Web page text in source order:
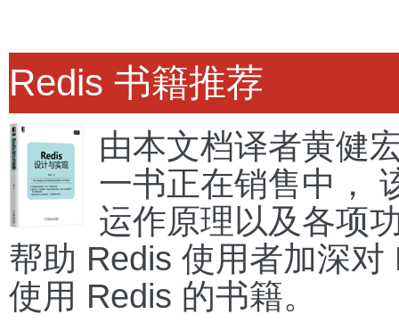
Redis 书籍推荐
由本文档译者黄健
一书正在销售中，
运作原理以及各项
帮助 Redis 使用者加深
使用 Redis 的书籍。